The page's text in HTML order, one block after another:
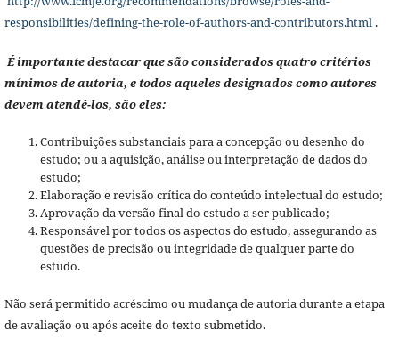
responsibilities/defining-the-role-of-authors-and-contributors.html.
É importante destacar que são considerados quatro critérios
mínimos de autoria, e todos aqueles designados como autores
devem atendê-los, são eles:
Contribuições substanciais para a concepção ou desenho do
estudo; ou a aquisição, análise ou interpretação de dados do
estudo;
Elaboração e revisão crítica do conteúdo intelectual do estudo;
Aprovação da versão final do estudo a ser publicado;
Responsável por todos os aspectos do estudo, assegurando as
questões de precisão ou integridade de qualquer parte do
estudo.
Não será permitido acréscimo ou mudança de autoria durante a etapa
de avaliação ou após aceite do texto submetido.